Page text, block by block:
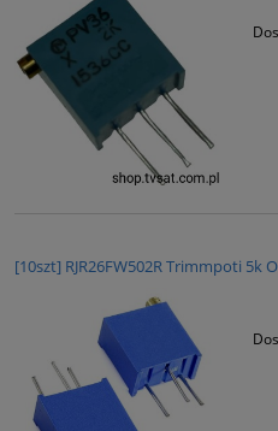
[10szt] RJR26FW502R Trimmpoti 5k